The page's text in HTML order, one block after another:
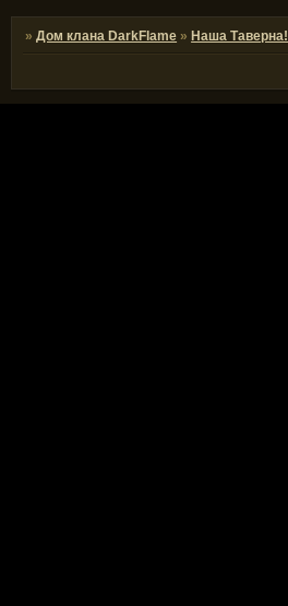
»Дом клана DarkFlame » Наша Таверна!